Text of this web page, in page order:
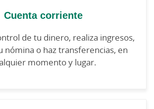
Cuenta corriente
de tu dinero, realiza ingresos,
nómina o haz transferencias, en
momento y lugar.